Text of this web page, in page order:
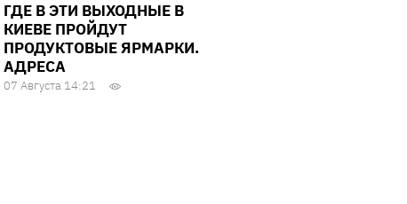
ГДЕ В ЭТИ ВЫХОДНЫЕ В
КИЕВЕ ПРОЙДУТ
ПРОДУКТОВЫЕ ЯРМАРКИ.
АДРЕСА
07 Августа 14:21